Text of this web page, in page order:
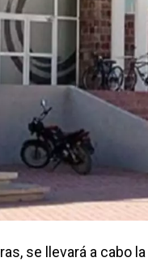
se llevará a cabo